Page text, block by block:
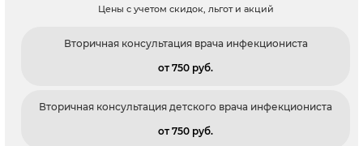
Цены с учетом скидок, льгот и акций
Вторичная консультация врача инфекциониста
от 750 pуб.
Вторичная консультация детского врача инфекциониста
от 750 pуб.